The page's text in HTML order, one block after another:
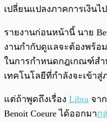
เปลี่ยนแปลงภาคการเงินไ
รายงานก่อนหน้านี้ นาย
งานกำกับดูแลจะต้องพร้อ
ในการกำหนดกฎเกณฑ์ส
เทคโนโลยีที่กำลังจะเข้าสู่
แต่ถ้าพูดถึงเรื่อง Libra จา
Benoit Coeure ได้ออกมาก